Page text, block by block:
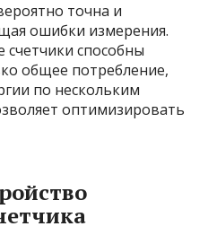
точна и
ошибки измерения.
счетчики способны
общее потребление,
по нескольким
оптимизировать